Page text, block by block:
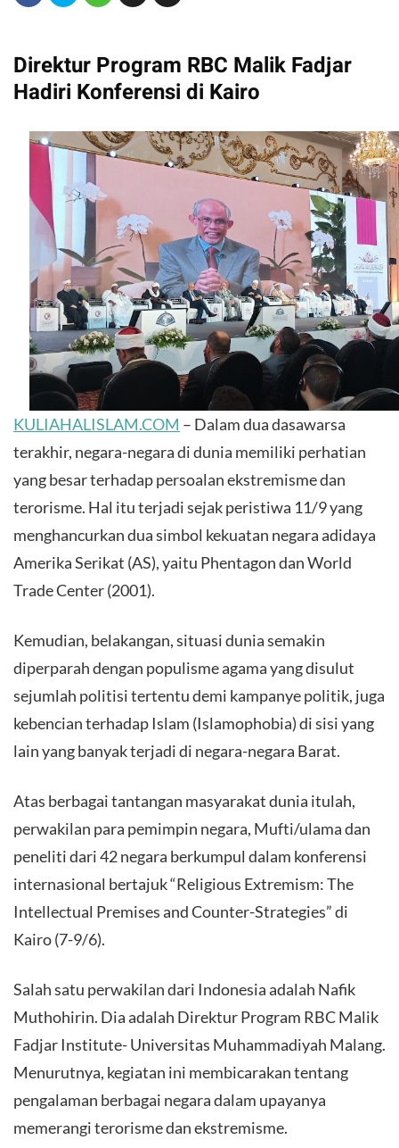
Direktur Program RBC Malik Fadjar
Hadiri Konferensi di Kairo
KULIAHALISLAM.COM – Dalam dua dasawarsa
terakhir, negara-negara di dunia memiliki perhatian
yang besar terhadap persoalan ekstremisme dan
terorisme. Hal itu terjadi sejak peristiwa 11/9 yang
menghancurkan dua simbol kekuatan negara adidaya
Amerika Serikat (AS), yaitu Phentagon dan World
Trade Center (2001).
Kemudian, belakangan, situasi dunia semakin
diperparah dengan populisme agama yang disulut
sejumlah politisi tertentu demi kampanye politik, juga
kebencian terhadap Islam (Islamophobia) di sisi yang
lain yang banyak terjadi di negara-negara Barat.
Atas berbagai tantangan masyarakat dunia itulah,
perwakilan para pemimpin negara, Mufti/ulama dan
peneliti dari 42 negara berkumpul dalam konferensi
internasional bertajuk “Religious Extremism: The
Intellectual Premises and Counter-Strategies” di
Kairo (7-9/6).
Salah satu perwakilan dari Indonesia adalah Nafik
Muthohirin. Dia adalah Direktur Program RBC Malik
Fadjar Institute- Universitas Muhammadiyah Malang.
Menurutnya, kegiatan ini membicarakan tentang
pengalaman berbagai negara dalam upayanya
memerangi terorisme dan ekstremisme.